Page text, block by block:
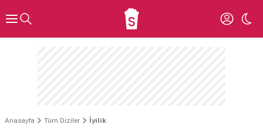
Anasayfa Tüm Diziler İyilik